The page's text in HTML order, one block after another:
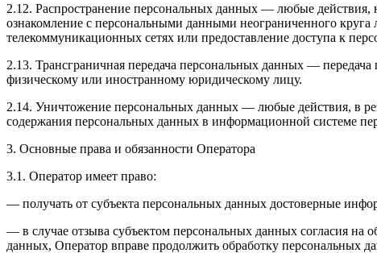
2.12. Распространение персональных данных — любые
ознакомление с персональными данными неограниченного
телекоммуникационных сетях или предоставление доступа к
2.13. Трансграничная передача персональных данных —
физическому или иностранному юридическому лицу.
2.14. Уничтожение персональных данных — любые действия, в
содержания персональных данных в информационной системе
3. Основные права и обязанности Оператора
3.1. Оператор имеет право:
— получать от субъекта персональных данных достоверные
— в случае отзыва субъектом персональных данных согласия на
данных, Оператор вправе продолжить обработку персональных